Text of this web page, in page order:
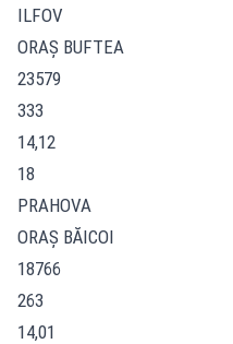
ILFOV
ORAŞ BUFTEA
23579
333
14,12
18
PRAHOVA
ORAŞ BĂICOI
18766
263
14,01